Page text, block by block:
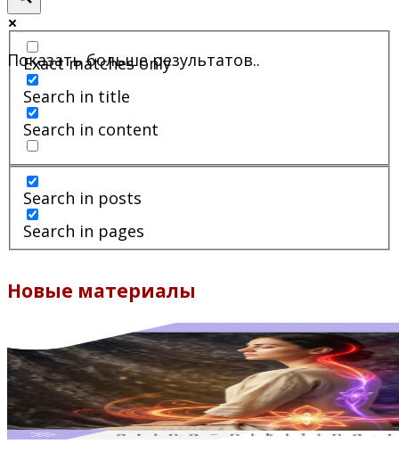
Показать больше результатов..
Exact matches only
Search in title
Search in content
Search in posts
Search in pages
Новые материалы